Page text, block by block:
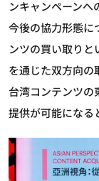
ンキャンペーンへ
今後の協力形態に
ンツの買い取り
を通じた双方向の
台湾コンテンツの
提供が可能になる